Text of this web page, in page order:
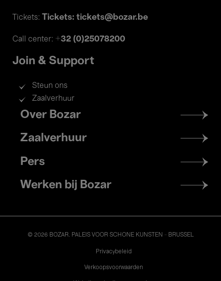
Tickets: Tickets: tickets@bozar.be
Call center: +32 (0)25078200
Join & Support
Steun ons
Zaalverhuur
Footer
menu
Over Bozar
Zaalverhuur
Pers
Werken bij Bozar
© 2026 BOZAR. PALEIS VOOR SCHONE KUNSTEN - BRUSSEL
Privacybeleid
Verkoopsvoorwaarden